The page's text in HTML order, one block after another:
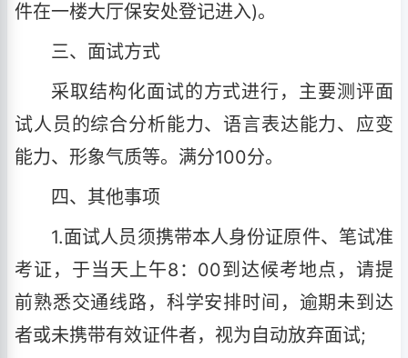
件在一楼大厅保安处登记进入)。
三、面试方式
采取结构化面试的方式进行，主要测评面
试人员的综合分析能力、语言表达能力、应变
能力、形象气质等。满分100分。
四、其他事项
1.面试人员须携带本人身份证原件、笔试准
考证，于当天上午8：00到达候考地点，请提
前熟悉交通线路，科学安排时间，逾期未到达
者或未携带有效证件者，视为自动放弃面试;